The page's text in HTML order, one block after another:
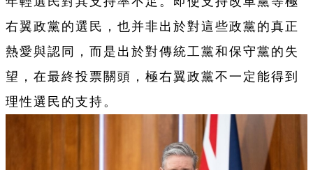
右翼政黨的選民，也并非出於對這些政黨的真正
熱愛與認同，而是出於對傳統工黨和保守黨的失
望，在最終投票關頭，極右翼政黨不一定能得到
理性選民的支持。